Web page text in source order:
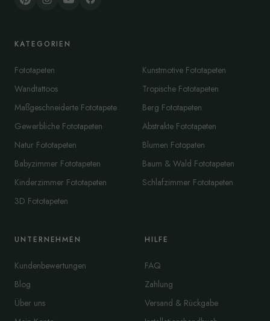
KATEGORIEN
Fototapeten
Wandtattoos
Maßgeschneiderte Fototapete
Gewerbliche Fototapeten
Natur Fototapeten
Babyzimmer Fototapeten
Kinderzimmer Fototapeten
3D Fototapeten
Kunstmotive Fototapeten
Tropische Fototapeten
Berg Fototapeten
Abstrakte Fototapeten
Blumen Fotopaten
Baum & Wald Fototapeten
Schlafzimmer Fototapeten
UNTERNEHMEN
Kundenbewertungen
Blog
Über uns
HILFE
FAQ
Zahlung
Versand & Rückgabe